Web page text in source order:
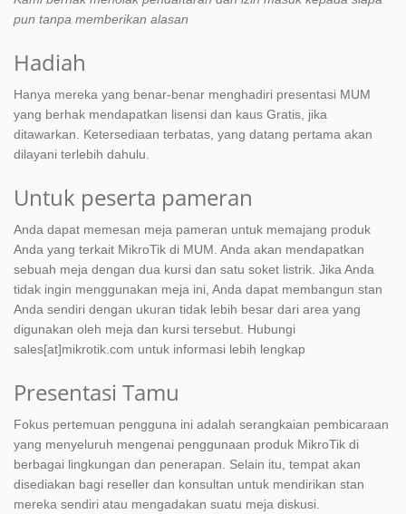
pun tanpa memberikan alasan
Hadiah
Hanya mereka yang benar-benar menghadiri presentasi MUM
yang berhak mendapatkan lisensi dan kaus Gratis, jika
ditawarkan. Ketersediaan terbatas, yang datang pertama akan
dilayani terlebih dahulu.
Untuk peserta pameran
Anda dapat memesan meja pameran untuk memajang produk
Anda yang terkait MikroTik di MUM. Anda akan mendapatkan
sebuah meja dengan dua kursi dan satu soket listrik. Jika Anda
tidak ingin menggunakan meja ini, Anda dapat membangun stan
Anda sendiri dengan ukuran tidak lebih besar dari area yang
digunakan oleh meja dan kursi tersebut. Hubungi
sales[at]mikrotik.com untuk informasi lebih lengkap
Presentasi Tamu
Fokus pertemuan pengguna ini adalah serangkaian pembicaraan
yang menyeluruh mengenai penggunaan produk MikroTik di
berbagai lingkungan dan penerapan. Selain itu, tempat akan
disediakan bagi reseller dan konsultan untuk mendirikan stan
mereka sendiri atau mengadakan suatu meja diskusi.